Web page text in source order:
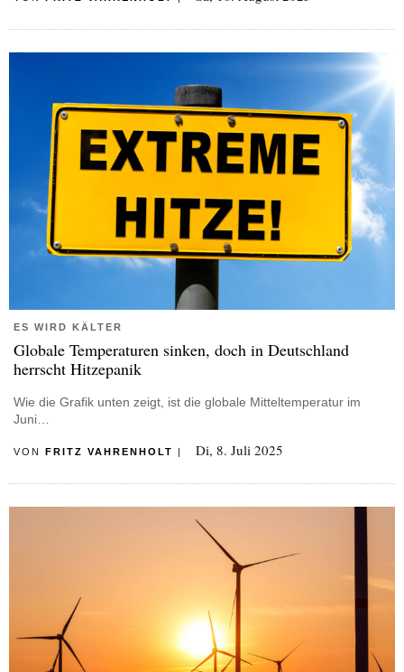
ES WIRD KÄLTER
Globale Temperaturen sinken, doch in Deutschland
herrscht Hitzepanik
Wie die Grafik unten zeigt, ist die globale Mitteltemperatur im
Juni…
VON FRITZ VAHRENHOLT Di, 8. Juli 2025